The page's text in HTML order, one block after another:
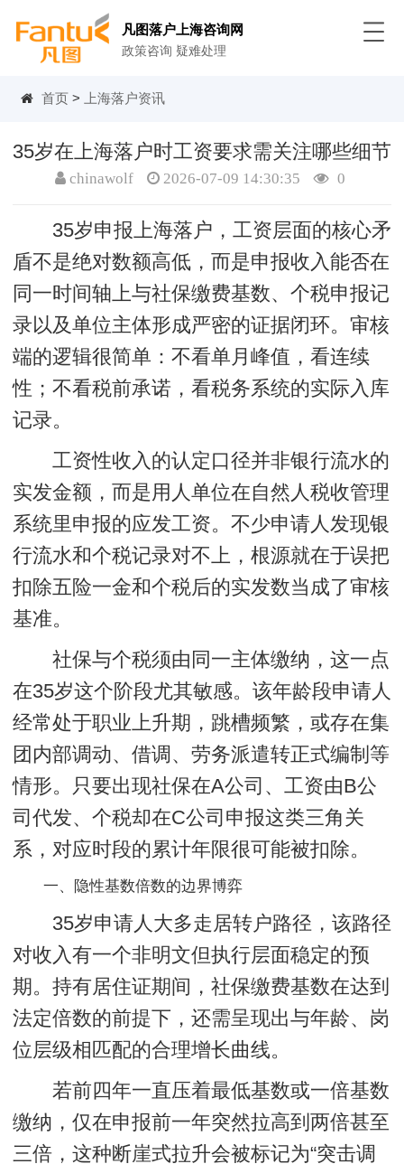
凡图落户上海咨询网
政策咨询 疑难处理
首页 > 上海落户资讯
35岁在上海落户时工资要求需关注哪些细节
chinawolf 2026-07-09 14:30:35 0
35岁申报上海落户，工资层面的核心矛
盾不是绝对数额高低，而是申报收入能否在
同一时间轴上与社保缴费基数、个税申报记
录以及单位主体形成严密的证据闭环。审核
端的逻辑很简单：不看单月峰值，看连续
性；不看税前承诺，看税务系统的实际入库
记录。
工资性收入的认定口径并非银行流水的
实发金额，而是用人单位在自然人税收管理
系统里申报的应发工资。不少申请人发现银
行流水和个税记录对不上，根源就在于误把
扣除五险一金和个税后的实发数当成了审核
基准。
社保与个税须由同一主体缴纳 ，这一点
在35岁这个阶段尤其敏感。该年龄段申请人
经常处于职业上升期，跳槽频繁，或存在集
团内部调动、借调、劳务派遣转正式编制等
情形。只要出现社保在A公司、工资由B公
司代发、个税却在C公司申报这类三角关
系，对应时段的累计年限很可能被扣除。
一、隐性基数倍数的边界博弈
35岁申请人大多走居转户路径，该路径
对收入有一个非明文但执行层面稳定的预
期。持有居住证期间，社保缴费基数在达到
法定倍数的前提下，还需呈现出与年龄、岗
位层级相匹配的合理增长曲线。
若前四年一直压着最低基数或一倍基数
缴纳，仅在申报前一年突然拉高到两倍甚至
三倍，这种断崖式拉升会被标记为“突击调